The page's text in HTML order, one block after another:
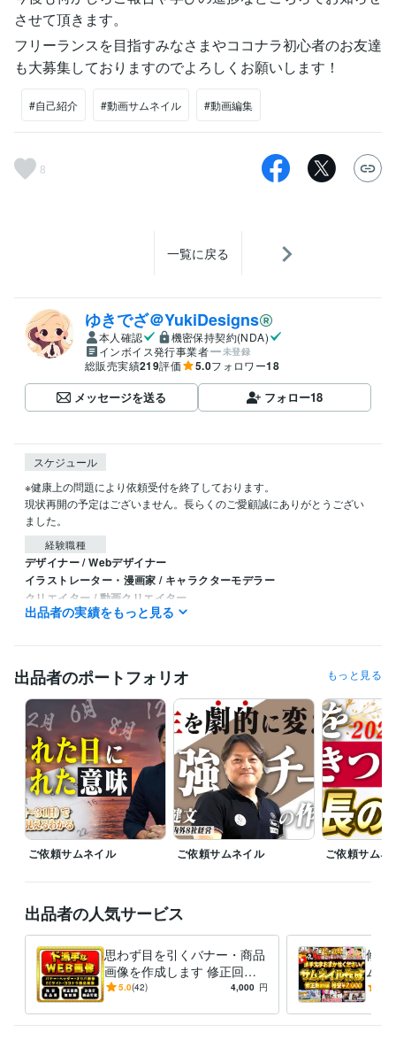
させて頂きます。
フリーランスを目指すみなさまやココナラ初心者のお友達
も大募集しておりますのでよろしくお願いします！
#自己紹介 #動画サムネイル #動画編集
8
一覧に戻る
ゆきでざ＠YukiDesigns
本人確認
機密保持契約(NDA)
インボイス発行事業者
未登録
総販売実績219評価 5.0フォロワー18
メッセージを送る フォロー18
スケジュール
※健康上の問題により依頼受付を終了しております。
現状再開の予定はございません。長らくのご愛顧誠にありがとうござい
ました。
経験職種
デザイナー / Webデザイナー
イラストレーター・漫画家 / キャラクターモデラー
クリエイター / 動画クリエイター
Web制作・HP作成・EC構築 youtubeサムネイル画像作成 バナー・
動画編集・映像制作 VTuberモデリング １枚絵からアニメーション
出品者の実績をもっと見る
出品者のポートフォリオ もっと見る
ご依頼サムネイル ご依頼サムネイル ご依頼サムネ
出品者の人気サービス
思わず目を引くバナー・商品
画像を作成します 修正回数
無制限！つい気になるそんな
5.0(42) 4,000 円
修正
ム
納！